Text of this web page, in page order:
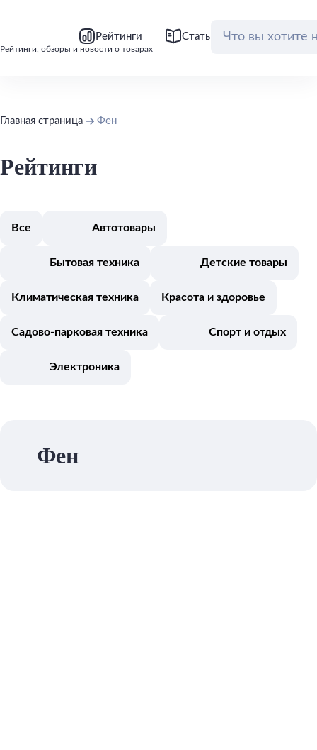
Рейтинги, обзоры и новости о товарах
Рейтинги Статьи Обзоры
Главная страница Фен
Рейтинги
Все Автотовары
Бытовая техника Детские товары
Климатическая техника Красота и здоровье
Садово-парковая техника Спорт и отдых
Электроника
Фен